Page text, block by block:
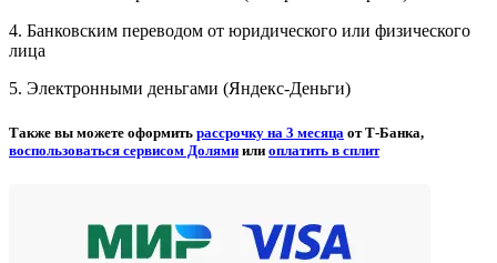
4. Банковским переводом от юридического или физического
лица
5. Электронными деньгами (Яндекс-Деньги)
Также вы можете оформить рассрочку на 3 месяца от Т-Банка,
воспользоваться сервисом Долями или оплатить в сплит